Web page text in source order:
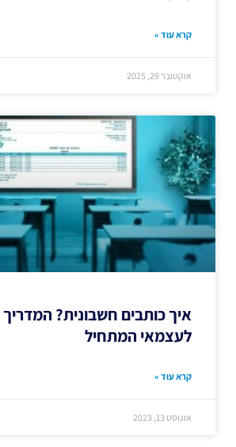
קרא עוד »
אוקטובר 29, 2025
איך כותבים חשבונית?
לעצמאי המתחיל
קרא עוד »
אוגוסט 13, 2023